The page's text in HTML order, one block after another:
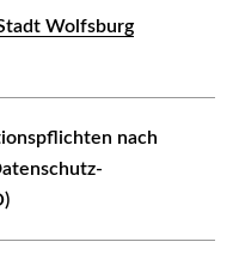
Wolfsburg
nach